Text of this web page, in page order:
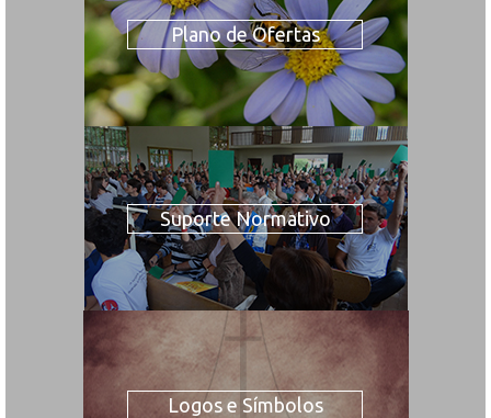
Plano de Ofertas
Suporte Normativo
Logos e Símbolos